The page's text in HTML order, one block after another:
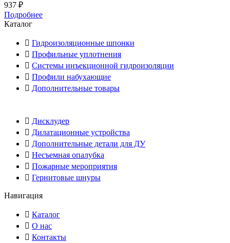
937 ₽
Подробнее
Каталог
Гидроизоляционные шпонки
Профильные уплотнения
Системы инъекционной гидроизоляции
Профили набухающие
Дополнительные товары
Дисклудер
Дилатационные устройства
Дополнительные детали для ДУ
Несъемная опалубка
Пожарные мероприятия
Гернитовые шнуры
Навигация
Каталог
О нас
Контакты